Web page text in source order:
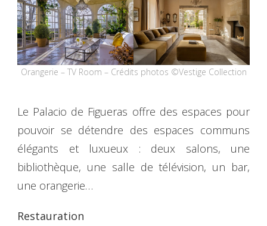
Orangerie – TV Room – Crédits photos ©Vestige Collection
Le Palacio de Figueras offre des espaces pour
pouvoir se détendre des espaces communs
élégants et luxueux : deux salons, une
bibliothèque, une salle de télévision, un bar,
une orangerie…
Restauration